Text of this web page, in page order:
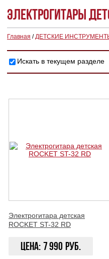
Электрогитары
Главная /ДЕТСКИЕ
Искать в текущем разделе
Электрогитара детская
ROCKET ST-32 RD
Цена: 7 990 руб.